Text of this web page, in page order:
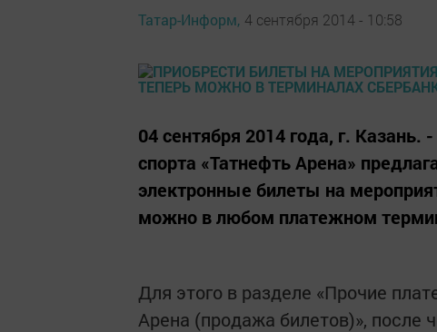
Татар-Информ, 4 сентября 2014 - 10:58
04 сентября 2014 года, г.
спорта «Татнефть Арена»
электронные билеты на
можно в любом платежном
Для этого в разделе «Прочие
Арена (продажа билетов)», после